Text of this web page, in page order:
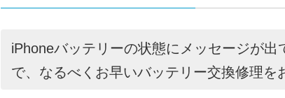
iPhoneバッテリーの状態にメッセージが
で、なるべくお早いバッテリー交換修理を